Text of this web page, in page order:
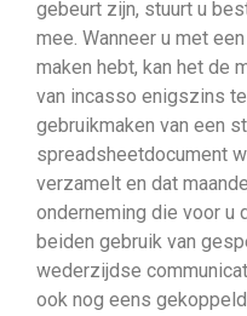
gebeurt zijn, stuurt u
mee. Wanneer u met
maken hebt, kan het de
van incasso enigszins
gebruikmaken van een
spreadsheetdocument
verzamelt en dat
onderneming die voor u
beiden gebruik van
wederzijdse
ook nog eens